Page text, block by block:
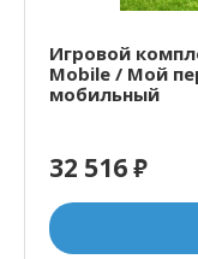
Игровой
Mobile / Мой
мобильный
32 516₽